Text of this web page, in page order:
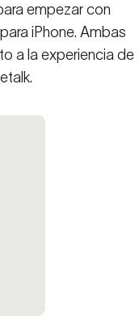
a App Plus, que da
el móvil. Todos siguen
empezar con
iPhone. Ambas
a la experiencia de